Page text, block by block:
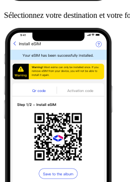
Sélectionnez votre destination et votre